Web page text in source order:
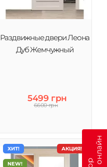
Раздвижные двери Леона
Дуб Жемчужный
5499 грн
6600 грн
АКЦИЯ!
ХИТ!
NEW!